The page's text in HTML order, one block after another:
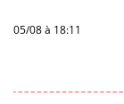
05/08 à 18:11